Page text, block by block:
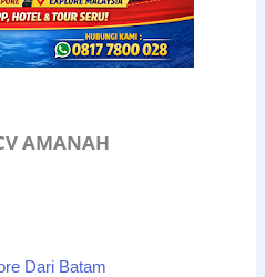
AMANAH
Dari Batam